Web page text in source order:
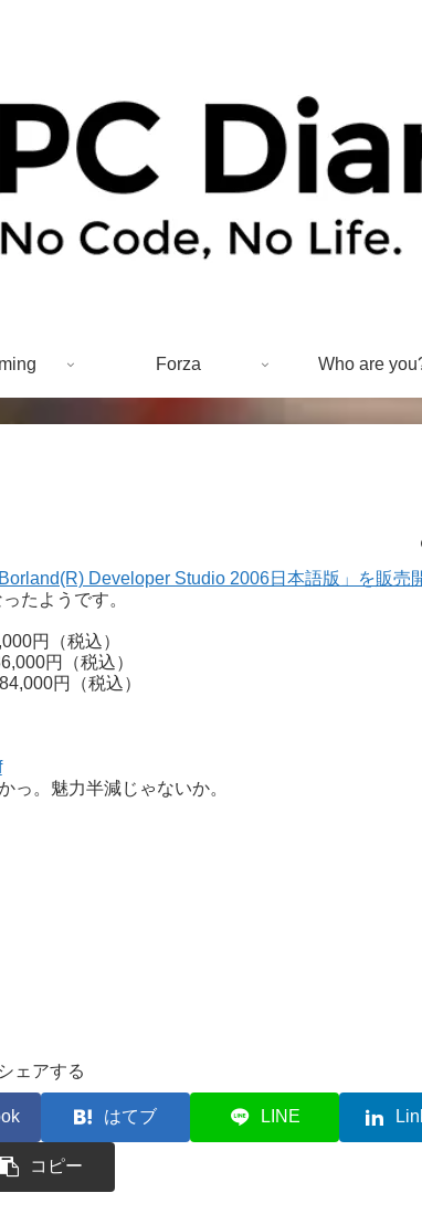
Forza Who are
Developer Studio 2006日本語版」を販売
たようです。
円（税込）
円（税込）
円（税込）
っ。魅力半減じゃないか。
シェアする
はてブ LINE
コピー